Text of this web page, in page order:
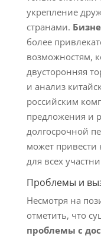
укрепление
странами.
более
возможностям,
двусторонняя
и анализ
российским
предложения и
долгосрочной
может
для всех
Проблемы и
Несмотря на
отметить, что
проблемы с